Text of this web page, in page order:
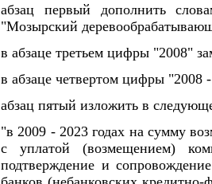
абзац первый дополнить
"Мозырский
в абзаце третьем цифры "2008"
в абзаце четвертом цифры
абзац пятый изложить в
"в 2009 - 2023 годах на сумму
с уплатой (возмещением)
подтверждение и